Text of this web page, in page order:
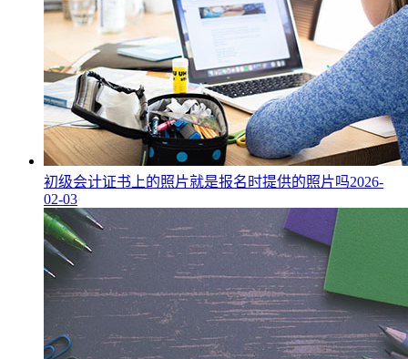
初级会计证书上的照片就是报名时提供的照片吗2026-
02-03